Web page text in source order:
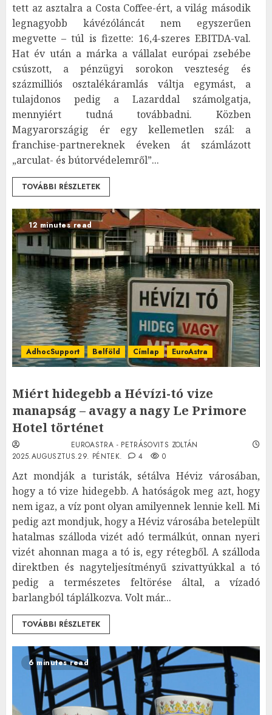
tett az asztalra a Costa Coffee-ért, a világ második
legnagyobb kávézóláncát nem egyszerűen
megvette – túl is fizette: 16,4-szeres EBITDA-val.
Hat év után a márka a vállalat európai zsebébe
csúszott, a pénzügyi sorokon veszteség és
százmilliós osztalékáramlás váltja egymást, a
tulajdonos pedig a Lazarddal számolgatja,
mennyiért tudná továbbadni. Közben
Magyarországig ér egy kellemetlen szál: a
franchise-partnereknek éveken át számlázott
„arculat- és bútorvédelemről”...
TOVÁBBI RÉSZLETEK
12 minutes read
AdhocSupport Belföld Címlap EuroAstra
Miért hidegebb a Hévízi-tó vize
manapság – avagy a nagy Le Primore
Hotel történet
EUROASTRA - PETRÁSOVITS ZOLTÁN
2025.AUGUSZTUS.29. PÉNTEK.
4 0
Azt mondják a turisták, sétálva Héviz városában,
hogy a tó vize hidegebb. A hatóságok meg azt, hogy
nem igaz, a víz pont olyan amilyennek lennie kell. Mi
pedig azt mondjuk, hogy a Héviz városába betelepült
hatalmas szálloda vizét adó termálkút, onnan nyeri
vizét ahonnan maga a tó is, egy rétegből. A szálloda
direktben és nagyteljesítményű szivattyúkkal a tó
pedig a természetes feltörése által, a vízadó
barlangból táplálkozva. Volt már...
TOVÁBBI RÉSZLETEK
6 minutes read